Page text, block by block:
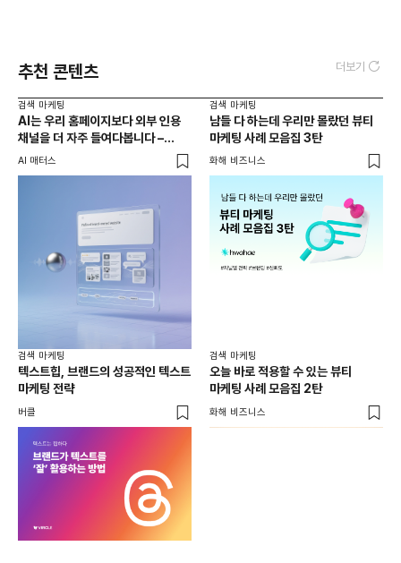
추천 콘텐츠 더보기
검색 마케팅
AI는 우리 홈페이지보다 외부 인용
채널을 더 자주 들여다봅니다 –
두툼한 인용 레이어를 짜는 법
AI 매터스
검색 마케팅
남들 다 하는데 우리만 몰랐던 뷰티
마케팅 사례 모음집 3탄
화해 비즈니스
검색 마케팅
텍스트힙, 브랜드의 성공적인 텍스트
마케팅 전략
버클
검색 마케팅
오늘 바로 적용할 수 있는 뷰티
마케팅 사례 모음집 2탄
화해 비즈니스